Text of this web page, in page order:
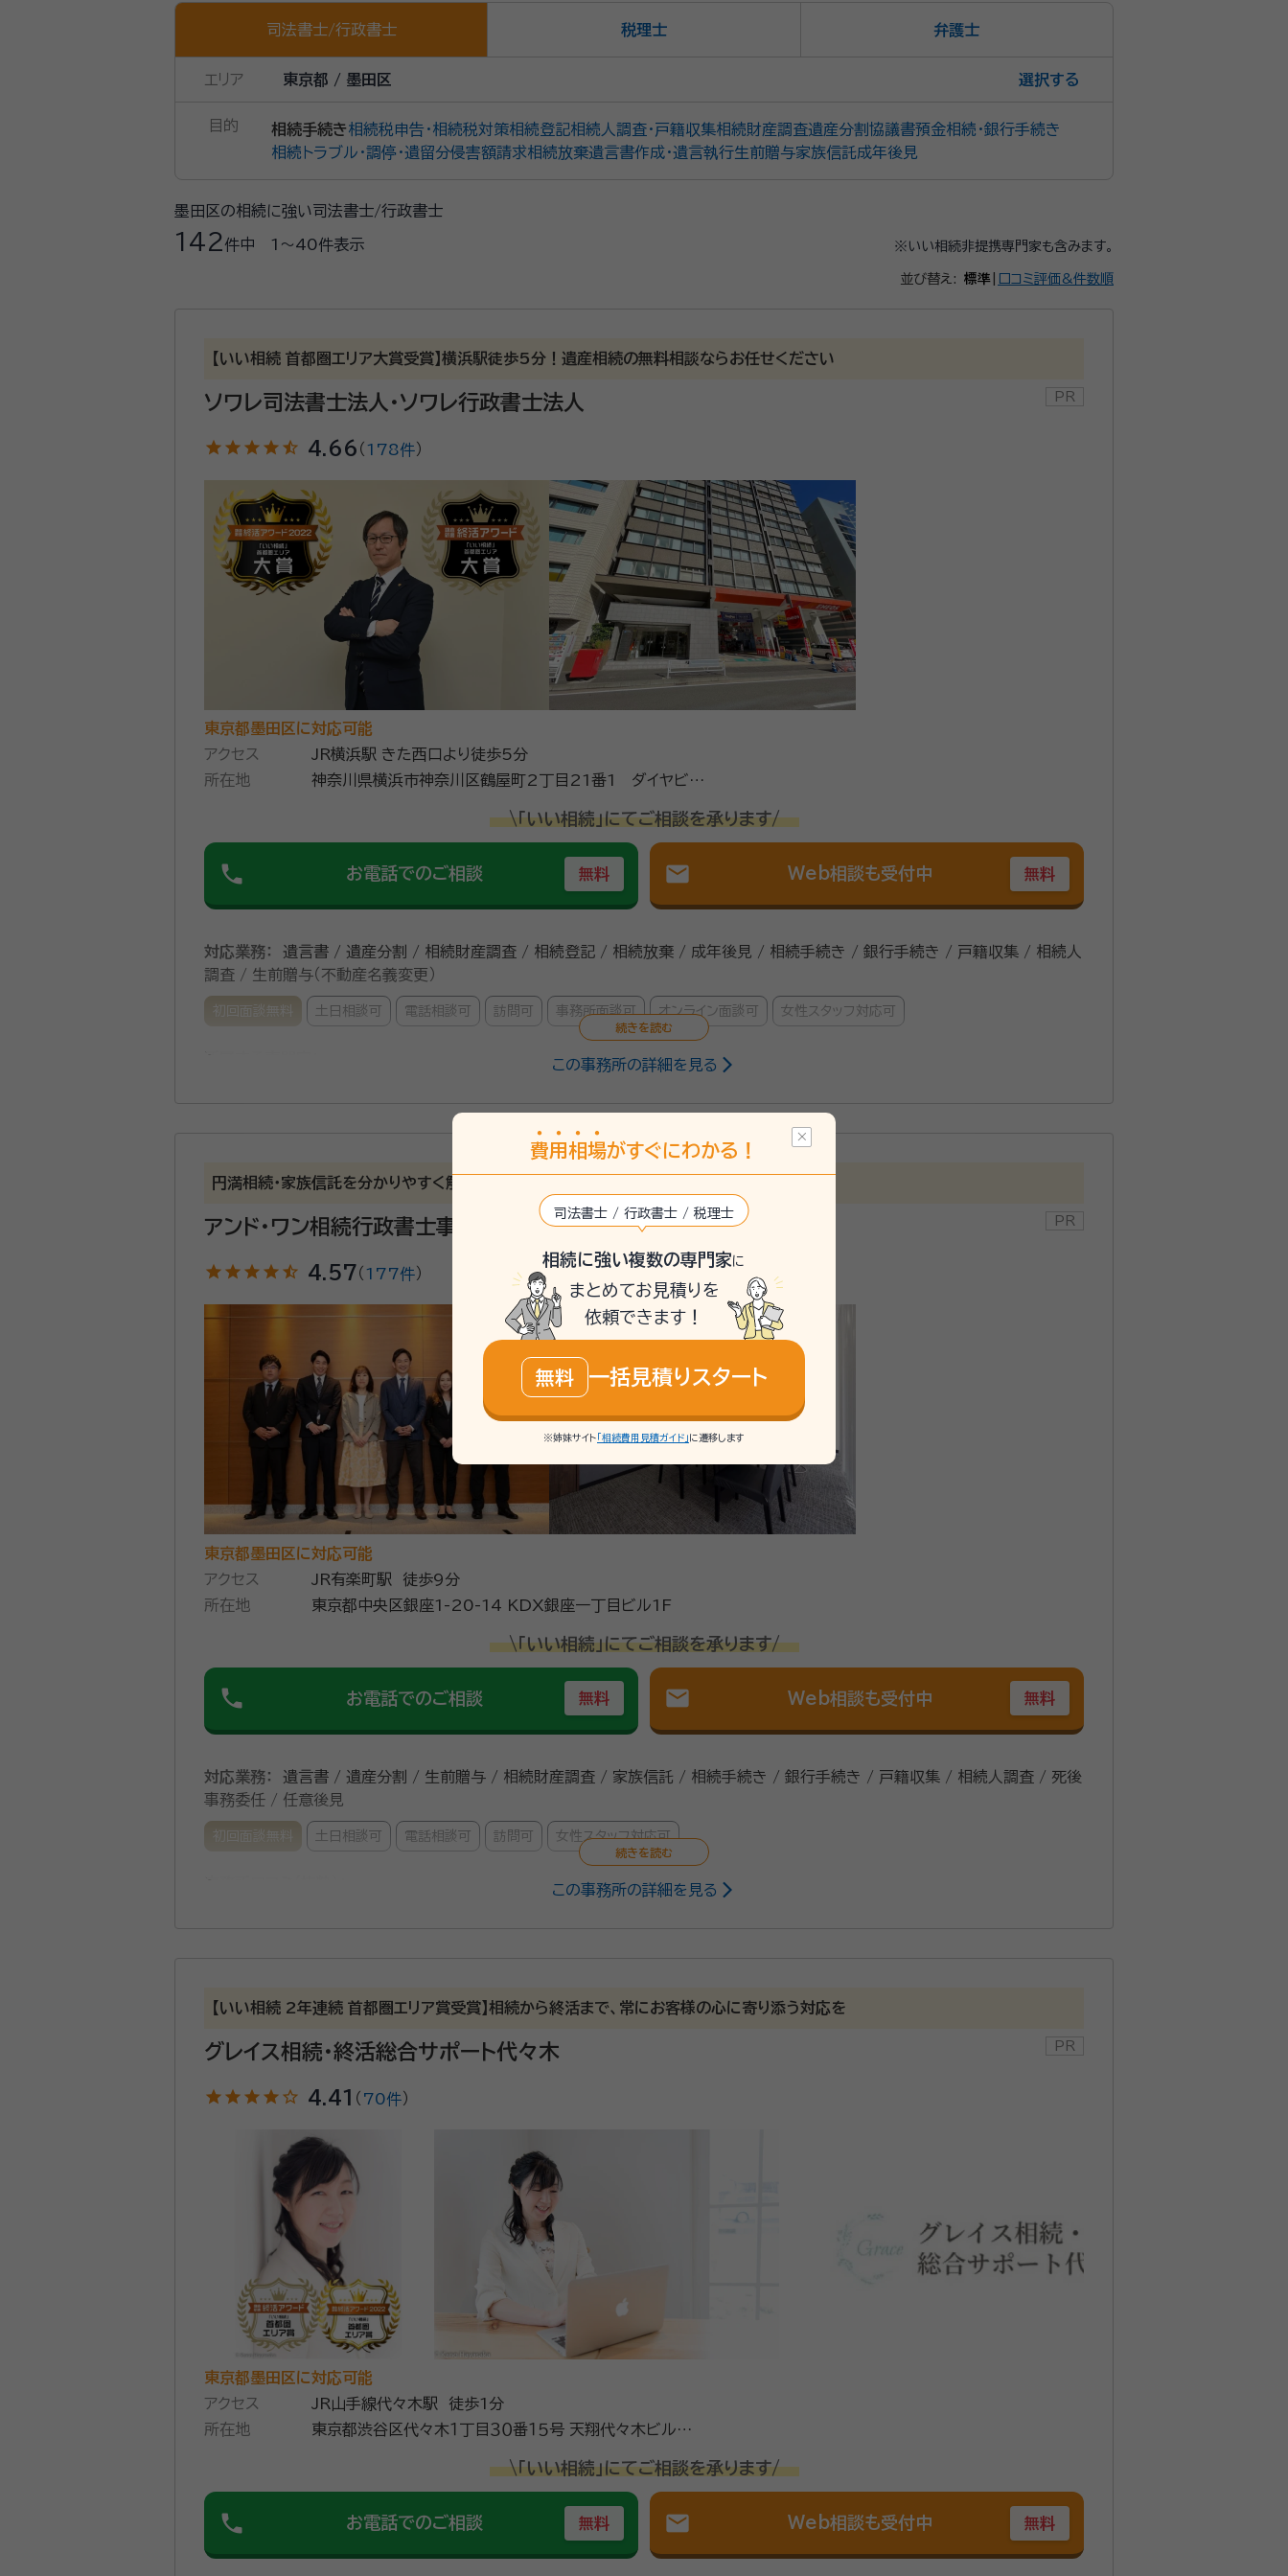
司法書士/行政書士 税理士 弁護士
エリア 東京都 / 墨田区 選択
目的 相続手続き相続税申告・相続税対策相続登記相続人調査・戸籍収集相続財産調査遺産分割協議書預金相続・銀行手続き
相続トラブル・調停・遺留分侵害額請求相続放棄遺言書作成・遺言執行生前贈与家族信託成年後見
墨田区の相続に強い司法書士/行政書士
142 件中 1〜40件表示 ※いい相続非提携専門家も含みます。
並び替え: 標準 口コミ評価&件数順
【いい相続 首都圏エリア大賞受賞】横浜駅徒歩5分！遺産相続の無料相談ならお任せください
ソワレ司法書士法人・ソワレ行政書士法人
star star star star star_half 4.66 （ 178件）
東京都墨田区に対応可能
アクセス
JR横浜駅 きた西口より徒歩5分
所在地
神奈川県横浜市神奈川区鶴屋町2丁目21番1 ダイヤビル
504（ダイヤビル１階にエネオス様がございます）
\「いい相続」にてご相談を承ります/
phone お電話でのご相談 無料 mail Web相談も受付中 無料
対応業務：
遺言書 / 遺産分割 / 相続財産調査 / 相続登記 / 相続放棄 / 成年後見 / 相続手続き / 銀行手続き / 戸籍収集 / 相続人
調査 / 生前贈与（不動産名義変更）
初回面談無料 土日相談可 電話相談可 訪問可 事務所面談可 オンライン面談可 女性スタッフ対応可
経歴： 相続業務歴20年
事務所口コミ（抜粋）：
account_circle 満足度 5.0 ご利用時期：2026/5
説明が分かりやすく的確だった。相続全体の流れがよく理解でき安心できた。
質問にも的確に答えて頂き、手続業務も早く進み満足している。
横浜市の相続・遺言に関するご相談ならソワレ司法書士法人へ。 相続のご相談は【完全無料】。【横浜駅徒歩5分】 横浜市内で財産・不動産の相続・相
続放棄・終活にお悩みの方はお気軽にご相談ください。 相続の相談実績年間約1,000件。豊富な相談実績で安心してお任せいただけます。 横浜で
の相続に精通したプロチームが、相続法務から税務にいたるまでお客様をフルサポートします。 面談は土日やオンライン、ご自宅への出張面談も可能
です。お気軽にご相談ください。
資格等：司法書士、行政書士、相続診断士
所属団体：
神奈川県司法書士会・神奈川県行政書士会
この事務所の詳細を見る
円満相続・家族信託を分かりやすく解説
アンド・ワン相続行政書士事務所
star star star star star_half 4.57（ 177件）
東京都墨田区に対応可能
アクセス
JR有楽町駅 徒歩9分
所在地
東京都中央区銀座1-20-14 KDX銀座一丁目ビル1F
\「いい相続」にてご相談を承ります/
phone お電話でのご相談 無料 mail Web相談も受付中 無料
対応業務：
遺言書 / 遺産分割 / 生前贈与 / 相続財産調査 / 家族信託 / 相続手続き / 銀行手続き / 戸籍収集 / 相続人調査 / 死後
事務委任 / 任意後見
初回面談無料 土日相談可 電話相談可 訪問可 女性スタッフ対応可
契約後の感想
等遺産分割協議が困難な様々な相続を解決してきました。円満相続の秘訣、相続手続きの順番など相続に関するあらゆることを分かりやすくアドバ
行政書士
東京都行政書士会
この事務所の詳細を見る
【いい相続 2年連続 首都圏エリア賞受賞】相続から終活まで、常にお客様の心に寄り添う対応を
グレイス相続・終活総合サポート代々木
star star star star star_outline 4.41 （ 70件）
東京都墨田区に対応可能
アクセス
JR山手線代々木駅 徒歩1分
所在地
東京都渋谷区代々木１丁目３０番１５号 天翔代々木ビル ４
\「いい相続」にてご相談を承ります/
phone お電話でのご相談 無料 mail Web相談も受付中 無料
費用 相場がすぐにわかる！
司法書士 / 行政書士 / 税理士
相続に強い複数の専門家に
まとめてお見積りを
依頼できます！
無料 一括見積りスタート
※姉妹サイト 「相続費用見積ガイド」 に遷移します